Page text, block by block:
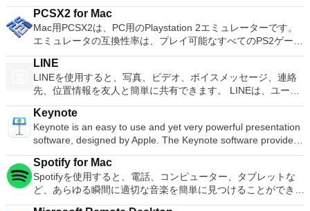
まれます： 日付でサイドバーのイベントをソートするオプシ
ョン新しいタイトルのフォント、サイズ、色を変更するタイム
ラインのトランジションをダブルクリックして、継続時間を調
整しますイベント内のクリップの切り取りと回転調整バーを使
用して速度効果を追加する速度効果の出入りをスムーズに切り
替えるオプション
PCSX2 for Mac
Mac用PCSX2は、PC用のPlaystation 2エミュレーターです。
エミュレータの互換性率は、プレイ可能なすべてのPS2ゲーム
の80％以上を誇っています。かなり強力なコンピューターを
所有している場合、PCSX2 for Macは優れたエミュレーターで
す。また、このアプリケーションはローエンドコンピューター
のサポートも提供するため、Playstation 2コンソールのすべて
の所有者は、Macで動作するゲームを見ることができます。
Macエミュレーター用PCSX2を使用すると、PS2コントローラ
ーを使用して本物のプレイステーション体験をシミュレートで
きます。このアプリケーションでは、ディスクからゲームを直
接実行することも、ハードドライブからイメージとして実行す
ることもできます。 主な機能は次のとおりです。
Savestates：ボタンを1つ押すだけで、ゲームの現在の「状
態」を保存できます。 無制限のメモリーカード：好きなだけ
LINE
LINEを使用すると、写真、ビデオ、ボイスメッセージ、連絡
先、位置情報を友人と簡単に共有できます。 LINEは、ユーザ
ーが他の多くのプラットフォームとともにMacやiOSの仲間の
ユーザーとやり取りできる唯一のサービスの1つです。 人気ア
ーティスト、有名人、ブランド、テレビ番組の最新ニュースと
特別クーポンを入手できます。 LINEを使用すると、1対1のメ
ッセージングとグループチャットで、いつでもどこでも無料の
インスタントメッセージを友人と交換できます。 LINEは、
iPhone、Android、Windows Phone、Blackberry、さらには
PCのすべての一般的なスマートフォンデバイスで利用できま
す。 主な機能に含まれるもの LINEステッカー：10,000を超え
Keynote
Keynote is an easy to use and yet very powerful presentation
software, designed by Apple. The Keynote software provides
you with a massive array of tools and effects to ensure your
presentations stand out from the crowd. It can be used for
home, academic and business presentations. There are over
30 Apple-designed themes to choose from. The visual effects
are simply stunning to use. When combined with graphics,
Spotify for Mac
Spotifyを使用すると、電話、コンピューター、タブレットな
ど、あらゆる瞬間に適切な音楽を簡単に見つけることができま
す。 Spotifyには数百万のトラックがあります。エクササイ